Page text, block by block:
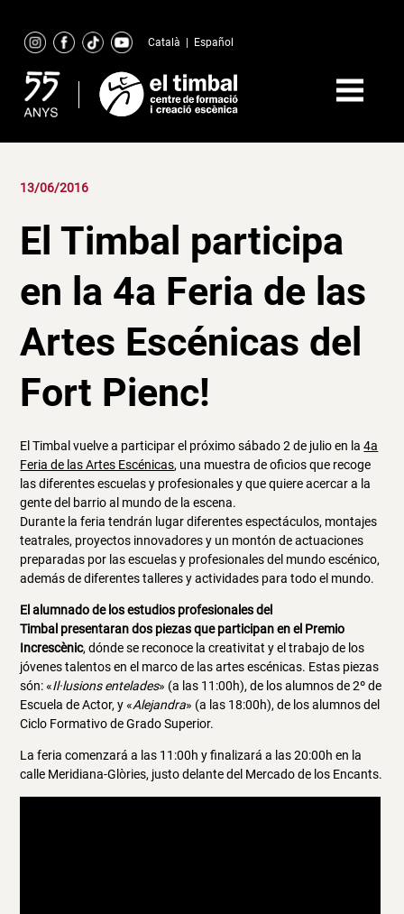
content
Català Español
13/06/2016
El Timbal participa
en la 4a Feria de las
Artes Escénicas del
Fort Pienc!
El Timbal vuelve a participar el próximo sábado 2 de julio en la4a
Feria de las Artes Escénicas, una muestra de oficios que recoge
las diferentes escuelas y profesionales y que quiere acercar a la
gente del barrio al mundo de la escena.
Durante la feria tendrán lugar diferentes espectáculos, montajes
teatrales, proyectos innovadores y un montón de actuaciones
preparadas por las escuelas y profesionales del mundo escénico,
además de diferentes talleres y actividades para todo el mundo.
El alumnado de los estudios profesionales del
Timbal presentaran dos piezas que participan en el Premio
Increscènic, dónde se reconoce la creativitat y el trabajo de los
jóvenes talentos en el marco de las artes escénicas. Estas piezas
són: «Il·lusions entelades» (a las 11:00h), de los alumnos de 2º de
Escuela de Actor, y «Alejandra» (a las 18:00h), de los alumnos del
Ciclo Formativo de Grado Superior.
La feria comenzará a las 11:00h y finalizará a las 20:00h en la
calle Meridiana-Glòries, justo delante del Mercado de los Encants.